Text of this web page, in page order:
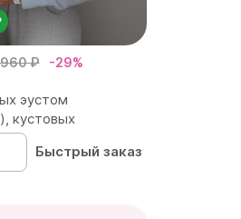
₽ -29%
эустом
кустовых
Быстрый заказ